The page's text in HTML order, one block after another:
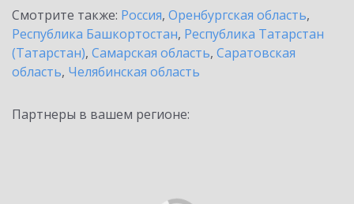
Смотрите также: Россия, Оренбургская область,
Республика Башкортостан, Республика Татарстан
(Татарстан), Самарская область, Саратовская
область, Челябинская область
Партнеры в вашем регионе: